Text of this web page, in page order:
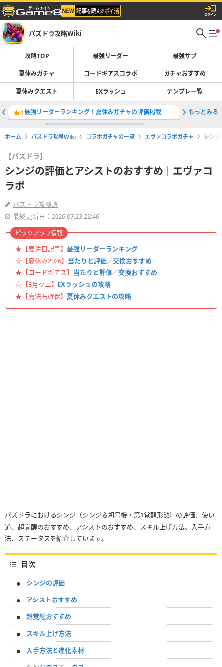
パズドラ攻略Wiki
攻略TOP 最強リーダー 最強サブ
夏休みガチャ コードギアスコラボ ガチャおすすめ
夏休みクエスト EXラッシュ テンプレ一覧
1最強リーダーランキング！夏休みガチャの評価掲載 2コード
もっとみる
ホーム パズドラ攻略Wiki コラボガチャの一覧 エヴァコラボガチャ シンジ
【パズドラ】
シンジの評価とアシストのおすすめ｜エヴァコ
ラボ
パズドラ攻略班
最終更新日：2026.07.23 22:46
★【要注目記事】 最強リーダーランキング
☆【夏休み2026】 当たりと評価／交換おすすめ
★【コードギアス】 当たりと評価／交換おすすめ
☆【8月クエ】 EXラッシュの攻略
★【魔法石確保】 夏休みクエストの攻略
ピックアップ情報
パズドラにおけるシンジ（シンジ＆初号機・第1覚醒形態）の評価、使い
道、超覚醒のおすすめ、アシストのおすすめ、スキル上げ方法、入手方
法、ステータスを紹介しています。
目次
シンジの評価
アシストおすすめ
超覚醒おすすめ
スキル上げ方法
入手方法と進化素材